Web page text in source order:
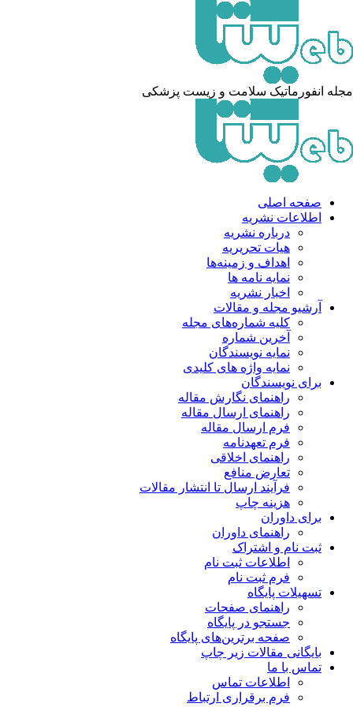
انفورماتیک سلامت و زیست پزشکی
صفحه اصلی
اطلاعات نشریه
درباره نشریه
هیات تحریریه
اهداف و زمینه‌ها
نمایه نامه ها
اخبار نشریه
آرشیو مجله و مقالات
کلیه شماره‌های مجله
آخرین شماره
نمایه نویسندگان
نمایه واژه های کلیدی
برای نویسندگان
راهنمای نگارش مقاله
راهنمای ارسال مقاله
فرم ارسال مقاله
فرم تعهدنامه
راهنمای اخلاقی
تعارض منافع
فرآیند ارسال تا انتشار مقالات
هزینه چاپ
برای داوران
راهنمای داوران
ثبت نام و اشتراک
اطلاعات ثبت نام
فرم ثبت نام
تسهیلات پایگاه
راهنمای صفحات
جستجو در پایگاه
صفحه برترین‌های پایگاه
بایگانی مقالات زیر چاپ
تماس با ما
اطلاعات تماس
فرم برقراری ارتباط